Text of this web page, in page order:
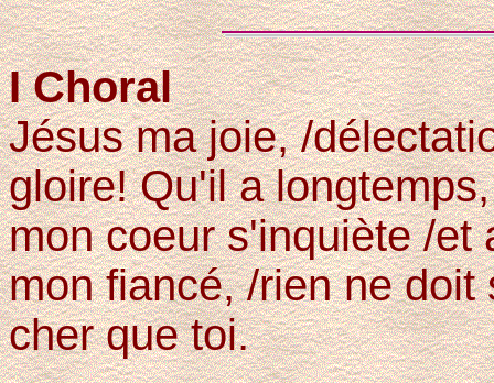
I Choral
Jésus ma joie, /
gloire! Qu'il a
mon coeur s'inquiète /et
mon fiancé, /rien ne
cher que toi.